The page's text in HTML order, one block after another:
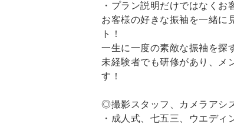
・プラン説明だけではなくお
お客様の好きな振袖を一緒に
ト！
一生に一度の素敵な振袖を探
未経験者でも研修があり、メ
す！
◎撮影スタッフ、カメラアシ
・成人式、七五三、ウエディ